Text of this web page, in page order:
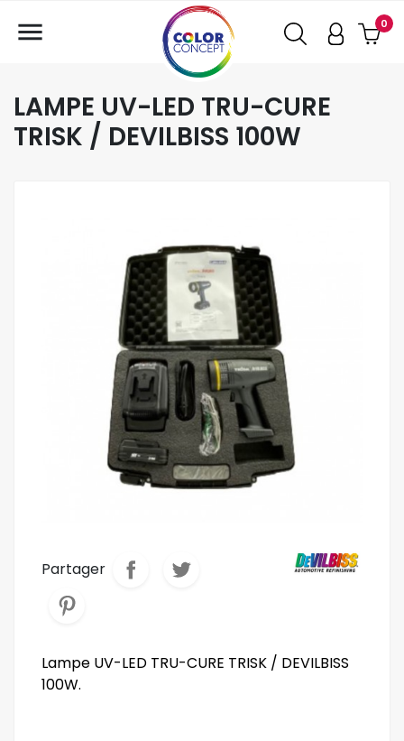
0

LAMPE UV-LED TRU-CURE
TRISK / DEVILBISS 100W
Partager
Lampe UV-LED TRU-CURE TRISK / DEVILBISS
100W.